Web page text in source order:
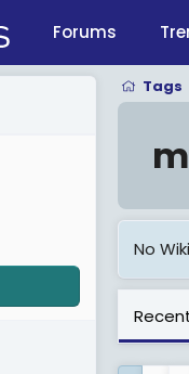
Forums
Tags
No